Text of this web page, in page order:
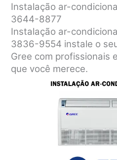
Instalação ar-
3644-8877
Instalação ar-
3836-9554 instale o
Gree com profissionais
que você merece.